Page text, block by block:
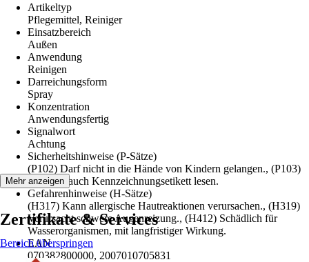
Artikeltyp
Pflegemittel, Reiniger
Einsatzbereich
Außen
Anwendung
Reinigen
Darreichungsform
Spray
Konzentration
Anwendungsfertig
Signalwort
Achtung
Sicherheitshinweise (P-Sätze)
(P102) Darf nicht in die Hände von Kindern gelangen., (P103)
Vor Gebrauch Kennzeichnungsetikett lesen.
Gefahrenhinweise (H-Sätze)
(H317) Kann allergische Hautreaktionen verursachen., (H319)
Verursacht schwere Augenreizung., (H412) Schädlich für
Wasserorganismen, mit langfristiger Wirkung.
EAN
070382800000, 2007010705831
Mehr anzeigen
Zertifikate & Services
Bereich überspringen